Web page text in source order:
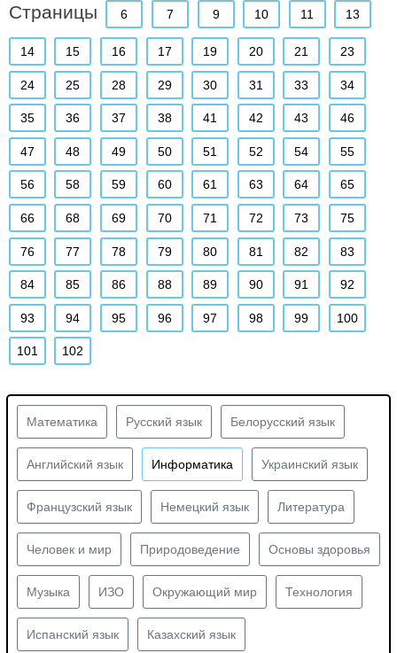
Страницы 6 7 9 10 11 13
14 15 16 17 19 20 21 23
24 25 28 29 30 31 33 34
35 36 37 38 41 42 43 46
47 48 49 50 51 52 54 55
56 58 59 60 61 63 64 65
66 68 69 70 71 72 73 75
76 77 78 79 80 81 82 83
84 85 86 88 89 90 91 92
93 94 95 96 97 98 99 100
101 102
Математика Русский язык Белорусский язык
Английский язык Информатика Украинский язык
Французский язык Немецкий язык Литература
Человек и мир Природоведение Основы здоровья
Музыка ИЗО Окружающий мир Технология
Испанский язык Казахский язык